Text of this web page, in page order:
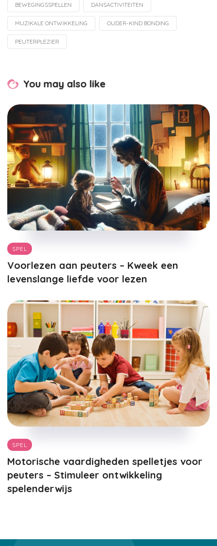
Tagged
with
BEWEGINGSSPELLEN DANSACTIVITEITEN
MUZIKALE ONTWIKKELING OUDER-KIND BONDING
PEUTERPLEZIER
You may also like
SPEL
Voorlezen aan peuters – Kweek een
levenslange liefde voor lezen
SPEL
Motorische vaardigheden spelletjes voor
peuters – Stimuleer ontwikkeling
spelenderwijs